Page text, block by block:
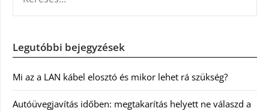
Legutóbbi bejegyzések
Mi az a LAN kábel elosztó és mikor lehet rá szükség?
Autóüvegjavítás időben: megtakarítás helyett ne válaszd a